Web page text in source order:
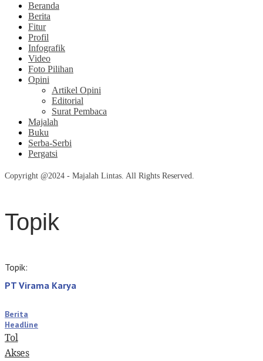
Beranda
Berita
Fitur
Profil
Infografik
Video
Foto Pilihan
Opini
Artikel Opini
Editorial
Surat Pembaca
Majalah
Buku
Serba-Serbi
Pergatsi
Copyright @2024 - Majalah Lintas. All Rights Reserved.
Topik
Topik:
PT Virama Karya
Berita
Headline
Tol
Akses